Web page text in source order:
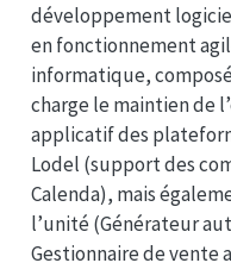
développement
en fonctionnement
informatique,
charge le maintien de
applicatif des
Lodel (support des
Calenda), mais
l’unité (Générateur
Gestionnaire de vente